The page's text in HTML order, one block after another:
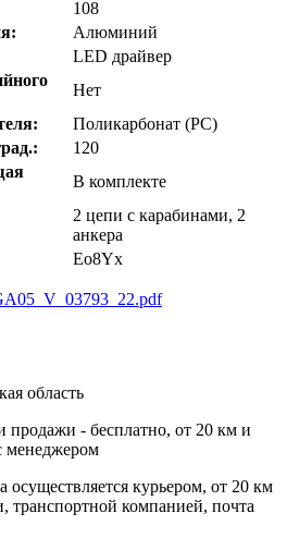
108
Алюминий
LED драйвер
Нет
Поликарбонат (PC)
120
В комплекте
2 цепи с карабинами, 2
анкера
Eo8Yx
область
продажи - бесплатно, от 20 км и
менеджером
осуществляется курьером, от 20 км
транспортной компанией, почта